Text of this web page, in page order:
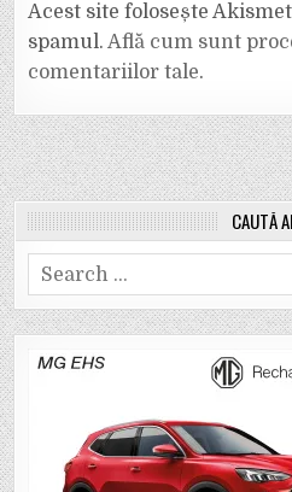
Acest site folosește
spamul.Află cum sunt
comentariilor tale.
CAUTĂ
Search
for: